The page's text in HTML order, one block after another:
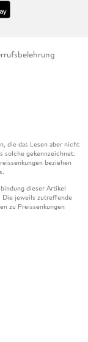
die das Lesen aber nicht
solche gekennzeichnet.
beziehen
dieser Artikel
Die jeweils zutreffende
zu Preissenkungen